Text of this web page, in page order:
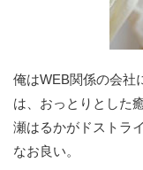
俺はWEB関係の会社
は、おっとりとした
瀬はるかがドストラ
なお良い。